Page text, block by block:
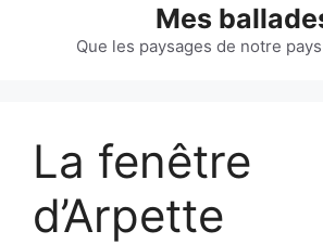
Mes
Que les paysages de notre
La fenêtre
d’Arpette